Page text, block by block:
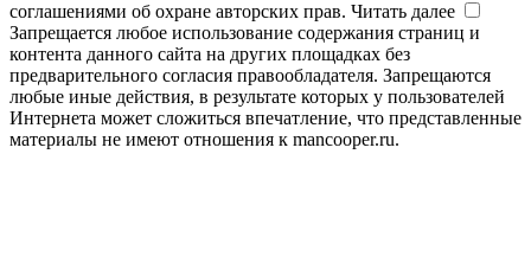
соглашениями об охране авторских прав. Читать далее
Запрещается любое использование содержания страниц и
контента данного сайта на других площадках без
предварительного согласия правообладателя. Запрещаются
любые иные действия, в результате которых у пользователей
Интернета может сложиться впечатление, что представленные
материалы не имеют отношения к mancooper.ru.